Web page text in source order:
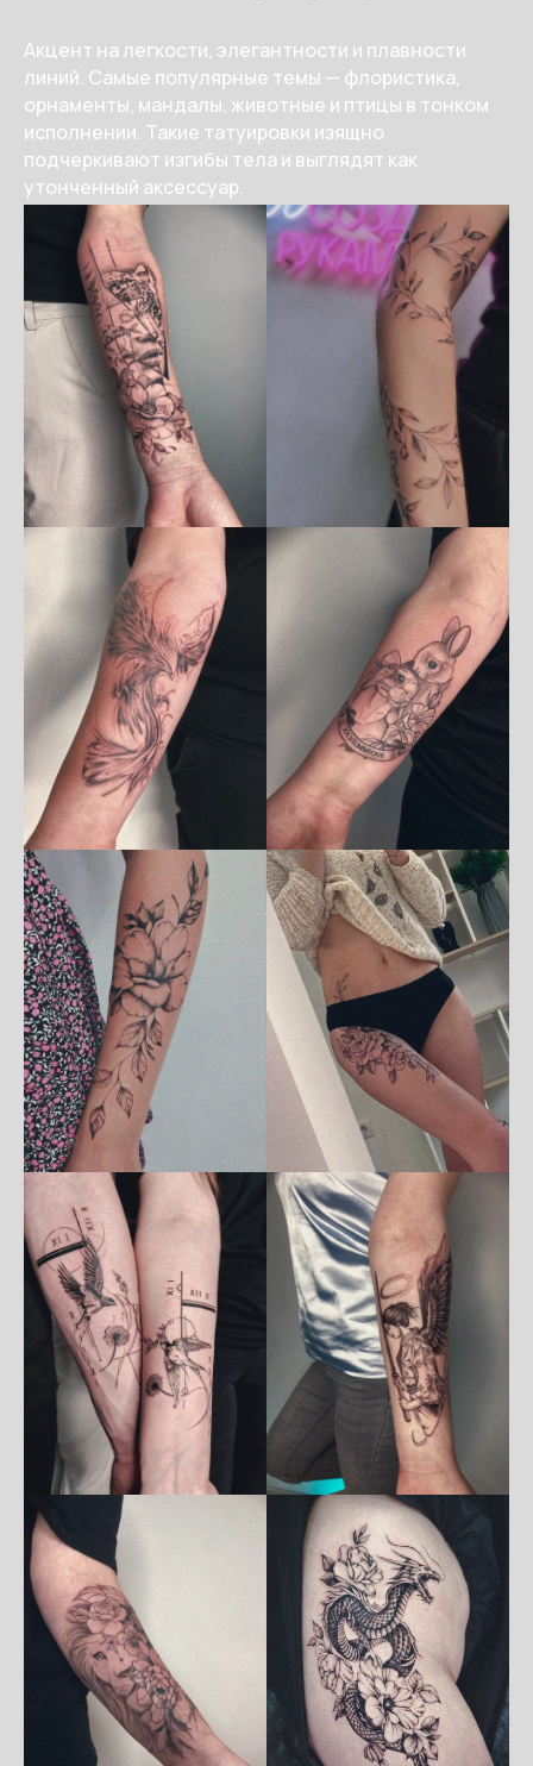
Акцент на легкости, элегантности и плавности
линий. Самые популярные темы — флористика,
орнаменты, мандалы, животные и птицы в тонком
исполнении. Такие татуировки изящно
подчеркивают изгибы тела и выглядят как
утонченный аксессуар.